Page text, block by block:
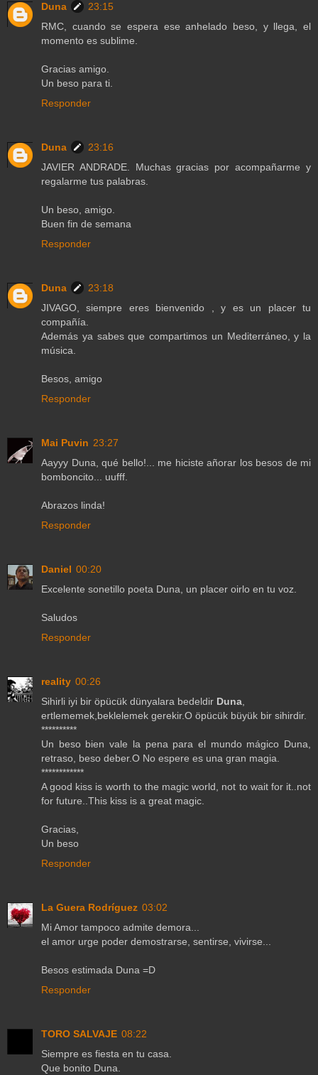
Duna
23:15
RMC, cuando se espera ese anhelado beso, y llega, el
momento es sublime.
Gracias amigo.
Un beso para ti.
Responder
Duna
23:16
JAVIER ANDRADE. Muchas gracias por acompañarme y
regalarme tus palabras.
Un beso, amigo.
Buen fin de semana
Responder
Duna
23:18
JIVAGO, siempre eres bienvenido , y es un placer tu
compañía.
Además ya sabes que compartimos un Mediterráneo, y la
música.
Besos, amigo
Responder
Mai Puvin 23:27
Aayyy Duna, qué bello!... me hiciste añorar los besos de mi
bomboncito... uufff.
Abrazos linda!
Responder
Daniel 00:20
Excelente sonetillo poeta Duna, un placer oirlo en tu voz.
Saludos
Responder
reality 00:26
Sihirli iyi bir öpücük dünyalara bedeldir Duna,
ertlememek,beklelemek gerekir.O öpücük büyük bir sihirdir.
**********
Un beso bien vale la pena para el mundo mágico Duna,
retraso, beso deber.O No espere es una gran magia.
************
A good kiss is worth to the magic world, not to wait for it..not
for future..This kiss is a great magic.
Gracias,
Un beso
Responder
La Guera Rodríguez 03:02
Mi Amor tampoco admite demora...
el amor urge poder demostrarse, sentirse, vivirse...
Besos estimada Duna =D
Responder
TORO SALVAJE 08:22
Siempre es fiesta en tu casa.
Que bonito Duna.